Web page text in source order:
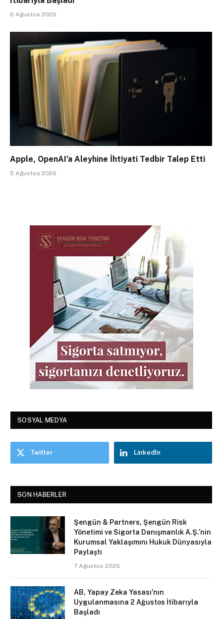
6 Ağustos 2026
Apple, OpenAI’a Aleyhine İhtiyati Tedbir Talep Etti
5 Ağustos 2026
SOSYAL MEDYA
Twitter LinkedIn
SON HABERLER
Şengün & Partners, Şengün Risk
Yönetimi ve Sigorta Danışmanlık A.Ş.’nin
Kurumsal Yaklaşımını Hukuk Dünyasıyla
Paylaştı
7 Ağustos 2026
AB, Yapay Zeka Yasası’nın
Uygulanmasına 2 Ağustos İtibarıyla
Başladı